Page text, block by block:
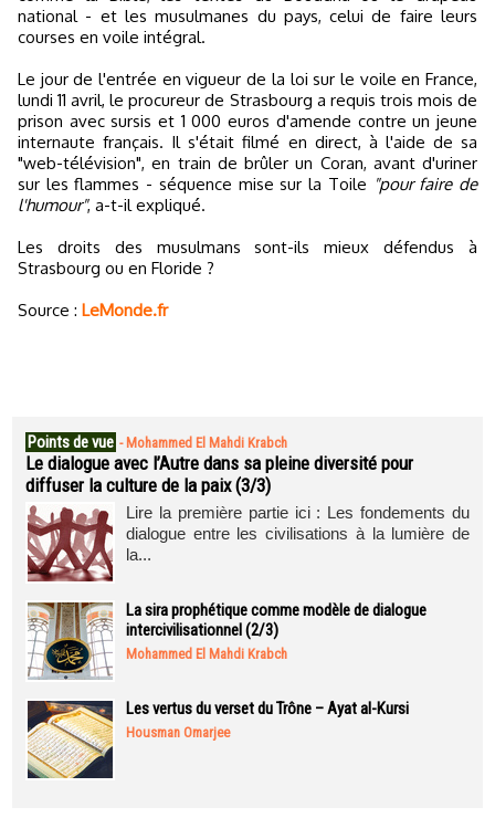
national - et les musulmanes du pays, celui de faire leurs
courses en voile intégral.
Le jour de l'entrée en vigueur de la loi sur le voile en France,
lundi 11 avril, le procureur de Strasbourg a requis trois mois de
prison avec sursis et 1 000 euros d'amende contre un jeune
internaute français. Il s'était filmé en direct, à l'aide de sa
"web-télévision", en train de brûler un Coran, avant d'uriner
sur les flammes - séquence mise sur la Toile "pour faire de
l'humour", a-t-il expliqué.
Les droits des musulmans sont-ils mieux défendus à
Strasbourg ou en Floride ?
Source : LeMonde.fr
Points de vue - Mohammed El Mahdi Krabch
Le dialogue avec l’Autre dans sa pleine diversité pour
diffuser la culture de la paix (3/3)
Lire la première partie ici : Les fondements du
dialogue entre les civilisations à la lumière de
la...
La sira prophétique comme modèle de dialogue
intercivilisationnel (2/3)
Mohammed El Mahdi Krabch
Les vertus du verset du Trône – Ayat al-Kursi
Housman Omarjee